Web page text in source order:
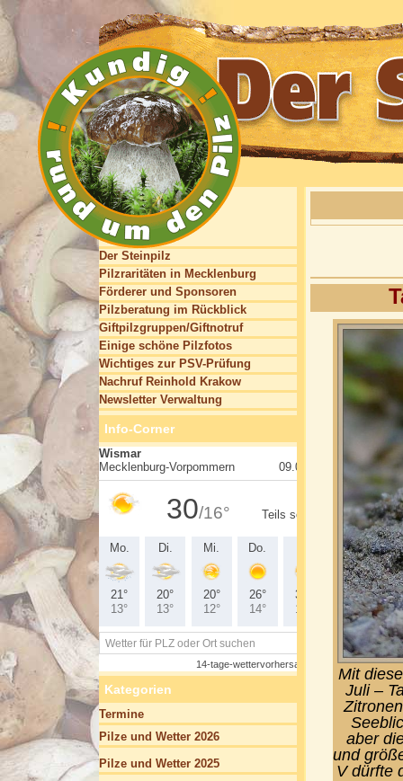
Mit
Juli –
aber
und
V dürfte
Der Steinpilz
Pilzraritäten in Mecklenburg
Förderer und Sponsoren
Pilzberatung im Rückblick
Giftpilzgruppen/Giftnotruf
Einige schöne Pilzfotos
Wichtiges zur PSV-Prüfung
Nachruf Reinhold Krakow
Newsletter Verwaltung
Info-Corner
Kategorien
Termine
Pilze und Wetter 2026
Pilze und Wetter 2025